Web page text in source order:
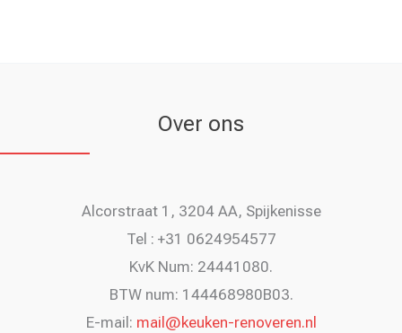
Over ons
Alcorstraat 1, 3204 AA, Spijkenisse
Tel : +31 0624954577
KvK Num: 24441080.
BTW num: 144468980B03.
E-mail: mail@keuken-renoveren.nl